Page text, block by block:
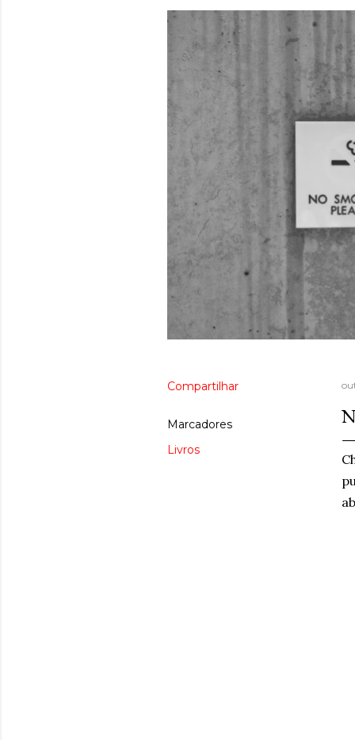
Compartilhar
Marcadores
Livros